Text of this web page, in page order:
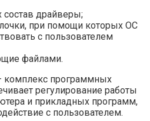
драйверы;
при помощи которых ОС
с пользователем
файлами.
комплекс программных
регулирование работы
и прикладных программ,
с пользователем.